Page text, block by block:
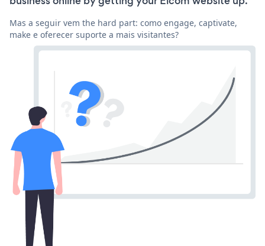
Mas a seguir vem the hard part: como engage, captivate,
make e oferecer suporte a mais visitantes?